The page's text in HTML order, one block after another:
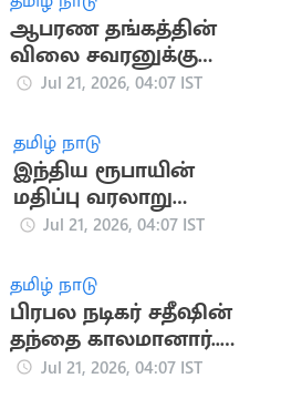
ஆபரண தங்கத்தின்
விலை சவரனுக்கு
ரூ.560 உயர்ந்து
Jul 21, 2026, 04:07 IST
தமிழ் நாடு
இந்திய ரூபாயின்
மதிப்பு வரலாறு
காணாத வீழ்ச்சி
Jul 21, 2026, 04:07 IST
தமிழ் நாடு
பிரபல நடிகர் சதீஷின்
தந்தை காலமானார்..
உருக்கமான அஞ்சலி
Jul 21, 2026, 04:07 IST